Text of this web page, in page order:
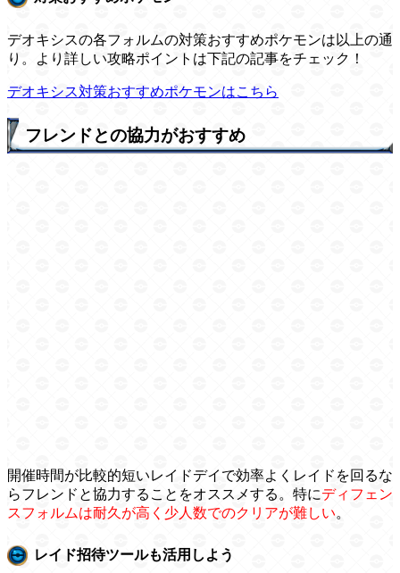
デオキシスの各フォルムの対策おすすめポケモンは以上の通
り。より詳しい攻略ポイントは下記の記事をチェック！
デオキシス対策おすすめポケモンはこちら
フレンドとの協力がおすすめ
開催時間が比較的短いレイドデイで効率よくレイドを回るな
らフレンドと協力することをオススメする。特にディフェン
スフォルムは耐久が高く少人数でのクリアが難しい。
レイド招待ツールも活用しよう